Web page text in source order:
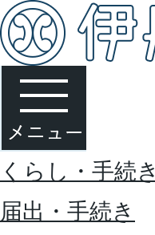
くらし・手続き
届出・手続き